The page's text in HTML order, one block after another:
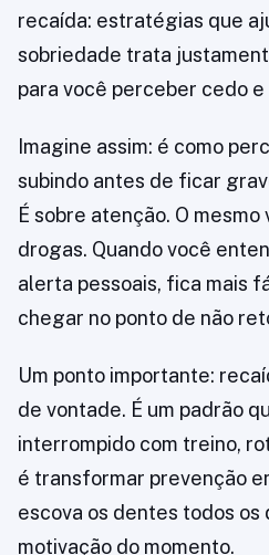
recaída: estratégias que
sobriedade trata
para você perceber cedo
Imagine assim: é como
subindo antes de ficar
É sobre atenção. O
drogas. Quando você
alerta pessoais, fica mais
chegar no ponto de não
Um ponto importante:
de vontade. É um padrão
interrompido com treino,
é transformar prevenção
escova os dentes todos os
motivação do momento.